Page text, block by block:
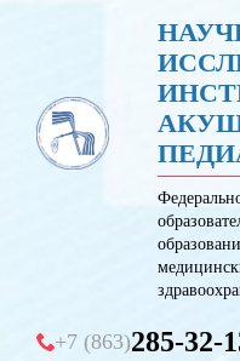
+7 (863)285-32-